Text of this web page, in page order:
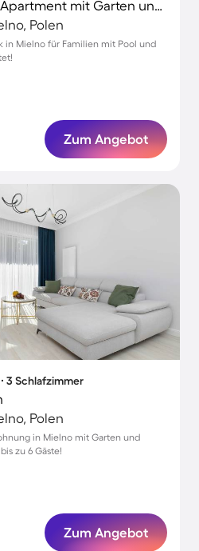
Familienorientiertes Apartment mit Garten und Pool | Ideal für Homeoffice
Polen
in Mielno für Familien mit Pool und
Zum Angebot
3 Schlafzimmer
Polen
in Mielno mit Garten und
zu 6 Gäste!
Zum Angebot